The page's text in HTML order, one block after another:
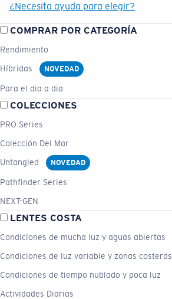
¿Necesita ayuda para elegir?
COMPRAR POR CATEGORÍA
Rendimiento
Híbridas
NOVEDAD
Para el dia a dia
COLECCIONES
PRO Series
Colección Del Mar
Untangled
NOVEDAD
Pathfinder Series
NEXT-GEN
LENTES COSTA
Condiciones de mucha luz y aguas abiertas
Condiciones de luz variable y zonas costeras
Condiciones de tiempo nublado y poca luz
Actividades Diarias